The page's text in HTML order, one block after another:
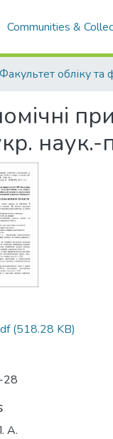
Communities &
(518.28 KB)
28
А.